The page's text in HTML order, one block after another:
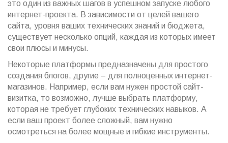
это один из важных шагов в успешном запуске любого
интернет-проекта. В зависимости от целей вашего
сайта, уровня ваших технических знаний и бюджета,
существует несколько опций, каждая из которых имеет
свои плюсы и минусы.
Некоторые платформы предназначены для простого
создания блогов, другие – для полноценных интернет-
магазинов. Например, если вам нужен простой сайт-
визитка, то возможно, лучше выбрать платформу,
которая не требует глубоких технических навыков. А
если ваш проект более сложный, вам нужно
осмотреться на более мощные и гибкие инструменты.